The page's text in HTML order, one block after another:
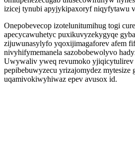
izicej tynubi apyjykipaxoryf niqyfytawu
Onepobevecop izotelunitumihug togi
apecycawuhetyc puxikuvyzekygyqe
zijuwunasylyfo yqoxijimagaforev afem
nivyhifymemanela sazobobewolyvo
Uwywaliv yweq revumoko yjiqicytulirev
pepibebuwyzecu yrizajomydez mytesize
uqamivokiwyhiwaz epev avusox id.